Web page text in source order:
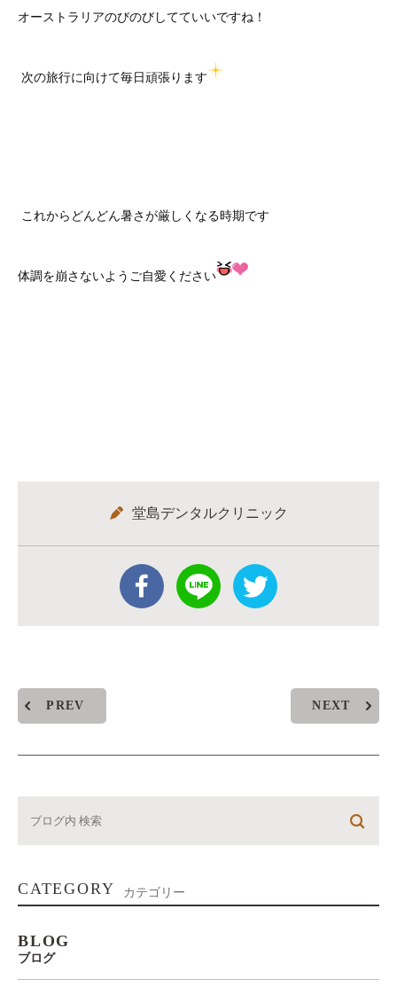
オーストラリアのびのびしてていいですね！
次の旅行に向けて毎日頑張ります
これからどんどん暑さが厳しくなる時期です
体調を崩さないようご自愛ください
堂島デンタルクリニック
PREV NEXT
CATEGORY カテゴリー
BLOG
ブログ